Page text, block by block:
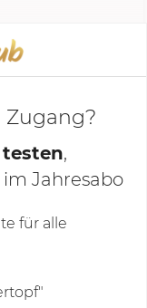
testen,
im Jahresabo
für alle